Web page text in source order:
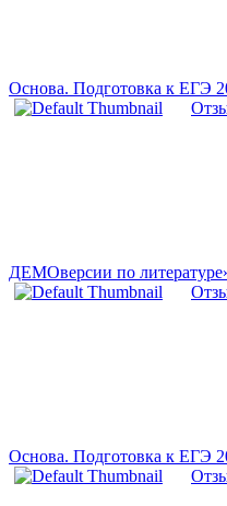
Основа. Подготовка к ЕГЭ
ДЕМОверсии по
Основа. Подготовка к ЕГЭ